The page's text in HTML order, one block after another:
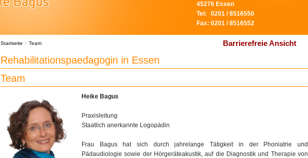
45276 Essen
Tel:
0201 / 8516550
Fax: 0201 / 8516552
Barrierefreie Ansicht
Startseite > Team
Rehabilitationspaedagogin in Essen
Team
Heike Bagus
Praxisleitung
Staatlich anerkannte Logopädin
Frau Bagus hat sich durch jahrelange Tätigkeit in der Phoniatrie und
Pädaudiologie sowie der Hörgeräteakustik, auf die Diagnostik und Therapie von